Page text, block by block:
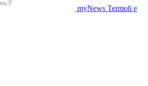
myNews Termoli e